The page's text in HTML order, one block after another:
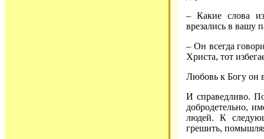
– Какие слова
врезались в вашу
– Он всегда
Христа, тот
Любовь к Богу он
И справедливо.
добродетельно,
людей. К
грешить,